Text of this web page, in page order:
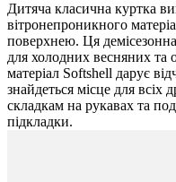
Дитяча класична куртка
вітронепроникного
поверхнею. Ця
для холодних весняних та
матеріал Softshell дарує
знайдеться місце для всіх
складкам на рукавах та
підкладки.